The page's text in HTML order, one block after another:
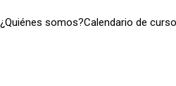
¿Quiénes somos?Calendario de